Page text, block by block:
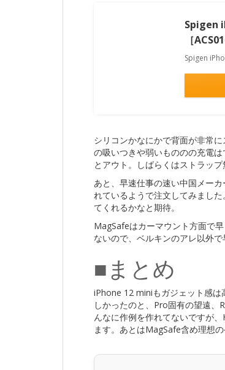
Spigen
［
Spigen
シリコンかなにかで背面が非常
の吸いつきや弱いもののの充電
とアウト。しばらくはストラップ
あと、早速仕事の速い中国メー
れているようで注文してみまし
てくれるかなと期待。
MagSafeはカーマウント方面で
ないので、ベルキンのアレ以外で
■まとめ
iPhone 12 miniもガジェット感は
しかったのと、Pro固有の望遠
んなに作例を作れてないですが
ます。あとはMagSafe含め理想の